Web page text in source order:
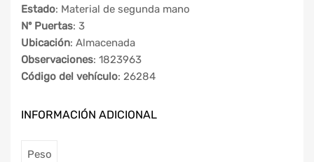
Estado: Material de segunda mano
Nº Puertas: 3
Ubicación: Almacenada
Observaciones: 1823963
Código del vehículo: 26284
INFORMACIÓN ADICIONAL
Peso